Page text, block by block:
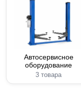
Автосервисное
оборудование
3 товара